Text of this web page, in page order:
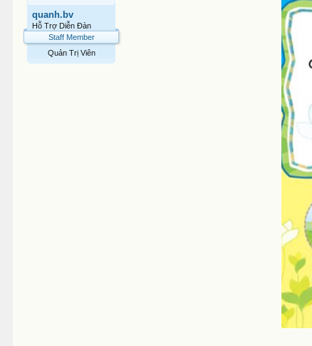
quanh.bv
Hỗ Trợ Diễn Đàn
Staff Member
Quản Trị Viên